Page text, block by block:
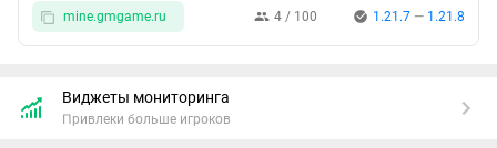
Присоединяйтесь к нам, и вместе мы создадим уникальный
мир Minecraft, полный приключений и дружбы!
4 / 100 1.21.7 — 1.21.8
mine.gmgame.ru
Виджеты мониторинга
Привлеки больше игроков